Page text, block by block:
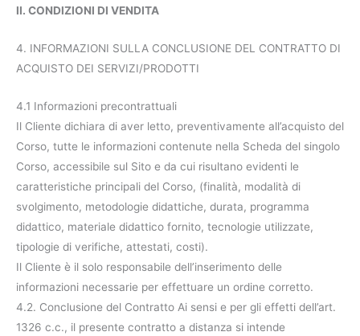
II. CONDIZIONI DI VENDITA
4. INFORMAZIONI SULLA CONCLUSIONE DEL CONTRATTO DI
ACQUISTO DEI SERVIZI/PRODOTTI
4.1 Informazioni precontrattuali
Il Cliente dichiara di aver letto, preventivamente all’acquisto del
Corso, tutte le informazioni contenute nella Scheda del singolo
Corso, accessibile sul Sito e da cui risultano evidenti le
caratteristiche principali del Corso, (finalità, modalità di
svolgimento, metodologie didattiche, durata, programma
didattico, materiale didattico fornito, tecnologie utilizzate,
tipologie di verifiche, attestati, costi).
Il Cliente è il solo responsabile dell’inserimento delle
informazioni necessarie per effettuare un ordine corretto.
4.2. Conclusione del Contratto Ai sensi e per gli effetti dell’art.
1326 c.c., il presente contratto a distanza si intende